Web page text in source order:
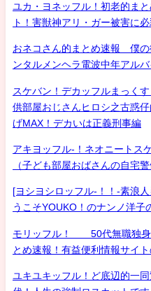
ユカ・ヨネッフル！初老的ま
ト！害獣神アリ・ガー被害に
おネコさん的まとめ速報 僕の
ンタルメンヘラ電波中年アル
スケバン！デカッフルまっく
供部屋おじさんヒロシ之古惑
げMAX！デカいは正義刑事編
アキヨッフル-！ネオニートス
（子ども部屋おばさんの自宅
[ヨシヨシロッフル-！！-素浪
うこそYOUKO！のナンノ洋子
モリッフル！ 50代無職独身
とめ速報！有益便利情報サイ
ユキユキッフル！ど底辺的一